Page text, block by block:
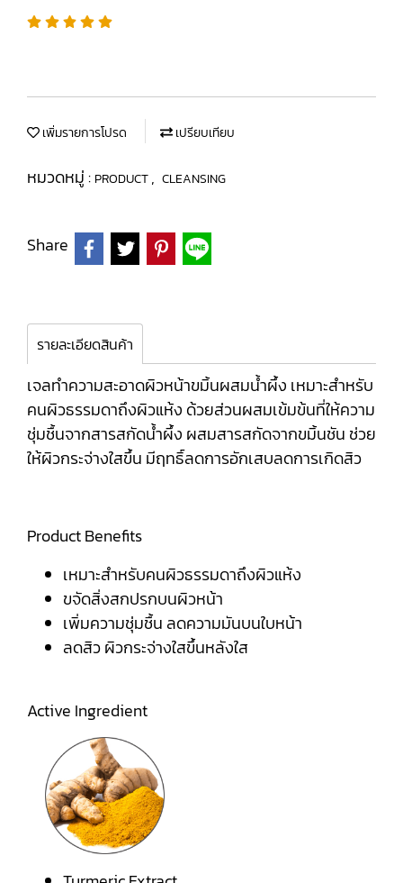
เพิ่มรายการโปรด เปรียบเทียบ
หมวดหมู่ : PRODUCT, CLEANSING
Share
รายละเอียดสินค้า
เจลทำความสะอาดผิวหน้าขมิ้นผสมน้ำผึ้ง เหมาะสำหรับ
คนผิวธรรมดาถึงผิวแห้ง ด้วยส่วนผสมเข้มข้นที่ให้ความ
ชุ่มชื้นจากสารสกัดน้ำผึ้ง ผสมสารสกัดจากขมิ้นชัน ช่วย
ให้ผิวกระจ่างใสขึ้น มีฤทธิ์ลดการอักเสบลดการเกิดสิว
Product Benefits
เหมาะสำหรับคนผิวธรรมดาถึงผิวแห้ง
ขจัดสิ่งสกปรกบนผิวหน้า
เพิ่มความชุ่มชื้น ลดความมันบนใบหน้า
ลดสิว ผิวกระจ่างใสขึ้นหลังใส
Active Ingredient